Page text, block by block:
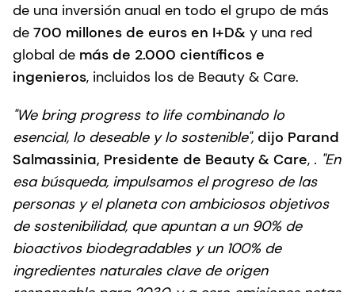
de una inversión anual en todo el grupo de más
de 700 millones de euros en I+D& y una red
global de más de 2.000 científicos e
ingenieros, incluidos los de Beauty & Care.
"We bring progress to life combinando lo
esencial, lo deseable y lo sostenible", dijo Parand
Salmassinia, Presidente de Beauty & Care, . "En
esa búsqueda, impulsamos el progreso de las
personas y el planeta con ambiciosos objetivos
de sostenibilidad, que apuntan a un 90% de
bioactivos biodegradables y un 100% de
ingredientes naturales clave de origen